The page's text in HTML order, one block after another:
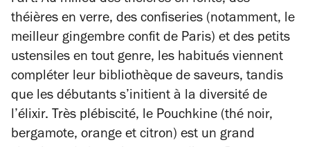
théières en verre, des confiseries (notamment, le
meilleur gingembre confit de Paris) et des petits
ustensiles en tout genre, les habitués viennent
compléter leur bibliothèque de saveurs, tandis
que les débutants s’initient à la diversité de
l’élixir. Très plébiscité, le Pouchkine (thé noir,
bergamote, orange et citron) est un grand